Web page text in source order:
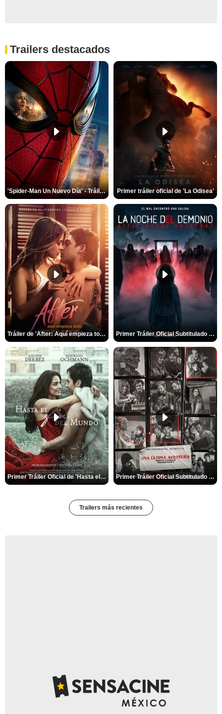
Trailers destacados
'Spider-Man Un Nuevo Día' - Tráiler oficial subtitulado Primer tráiler oficial de 'La Odisea'
Tráiler de 'After: Aquí empieza todo' Primer Tráiler Oficial Subtitulado de 'La Noche Del Demonio: Están Entre Nosotros'
Primer Tráiler Oficial de 'Hasta el fin del mundo' Primer Tráiler Oficial Subtitulado de 'Una última aventura: Detrás de cámaras de Stranger Things 5'
Trailers más recientes